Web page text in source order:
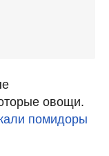
овощи.
помидоры